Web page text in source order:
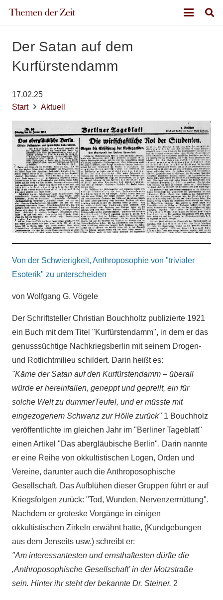
Der Satan auf dem
Kurfürstendamm
17.02.25
Start
Aktuell
Von der Schwierigkeit, Anthroposophie von "trivialer
Esoterik" zu unterscheiden
von Wolfgang G. Vögele
Der Schriftsteller Christian Bouchholtz publizierte 1921
ein Buch mit dem Titel "Kurfürstendamm", in dem er das
genusssüchtige Nachkriegsberlin mit seinem Drogen-
und Rotlichtmilieu schildert. Darin heißt es:
"Käme der Satan auf den Kurfürstendamm – überall
würde er hereinfallen, geneppt und geprellt, ein für
solche Welt zu dummerTeufel, und er müsste mit
eingezogenem Schwanz zur Hölle zurück" 1 Bouchholz
veröffentlichte im gleichen Jahr im "Berliner Tageblatt"
einen Artikel "Das abergläubische Berlin". Darin nannte
er eine Reihe von okkultistischen Logen, Orden und
Vereine, darunter auch die Anthroposophische
Gesellschaft. Das Aufblühen dieser Gruppen führt er auf
Kriegsfolgen zurück: "Tod, Wunden, Nervenzerrrüttung".
Nachdem er groteske Vorgänge in einigen
okkultistischen Zirkeln erwähnt hatte, (Kundgebungen
aus dem Jenseits usw.) schreibt er:
"Am interessantesten und ernsthaftesten dürfte die
‚Anthroposophische Gesellschaft’ in der Motzstraße
sein. Hinter ihr steht der bekannte Dr. Steiner. 2